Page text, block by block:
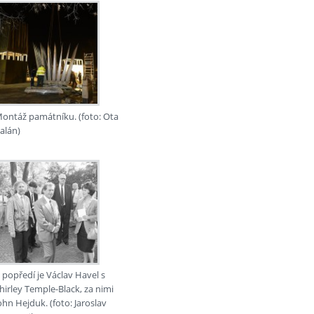
památníku. (foto: Ota
popředí je Václav Havel s
Temple-Black, za nimi
Hejduk. (foto: Jaroslav